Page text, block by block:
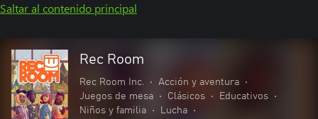
Saltar al contenido principal
Rec Room
Rec Room Inc. • Acción y aventura
•
Juegos de mesa
• Clásicos • Educativos
•
Niños y familia
• Lucha
•